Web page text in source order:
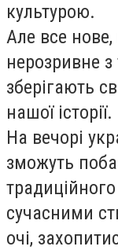
культурою.
Але все нове,
нерозривне
зберігають
нашої історії.
На вечорі
зможуть п
сучасними
очі, з